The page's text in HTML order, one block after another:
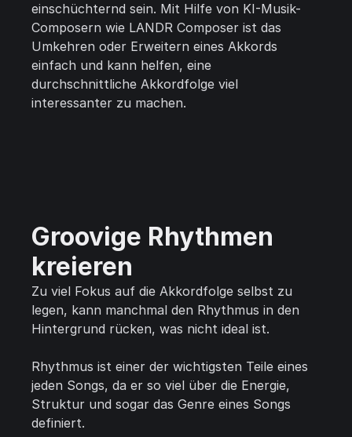
einschüchternd sein. Mit Hilfe von KI-Musik-
Composern wie LANDR Composer ist das
Umkehren oder Erweitern eines Akkords
einfach und kann helfen, eine
durchschnittliche Akkordfolge viel
interessanter zu machen.
Groovige Rhythmen
kreieren
Zu viel Fokus auf die Akkordfolge selbst zu
legen, kann manchmal den Rhythmus in den
Hintergrund rücken, was nicht ideal ist.
Rhythmus ist einer der wichtigsten Teile eines
jeden Songs, da er so viel über die Energie,
Struktur und sogar das Genre eines Songs
definiert.